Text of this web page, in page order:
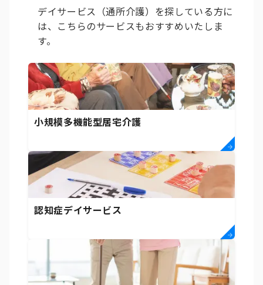
デイサービス（通所介護）を探している方に
は、こちらのサービスもおすすめいたしま
す。
小規模多機能型居宅介護
認知症デイサービス